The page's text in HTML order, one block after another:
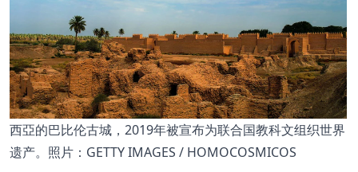
西亞的巴比伦古城，2019年被宣布为联合国教科文组织世界
遗产。照片：GETTY IMAGES / HOMOCOSMICOS